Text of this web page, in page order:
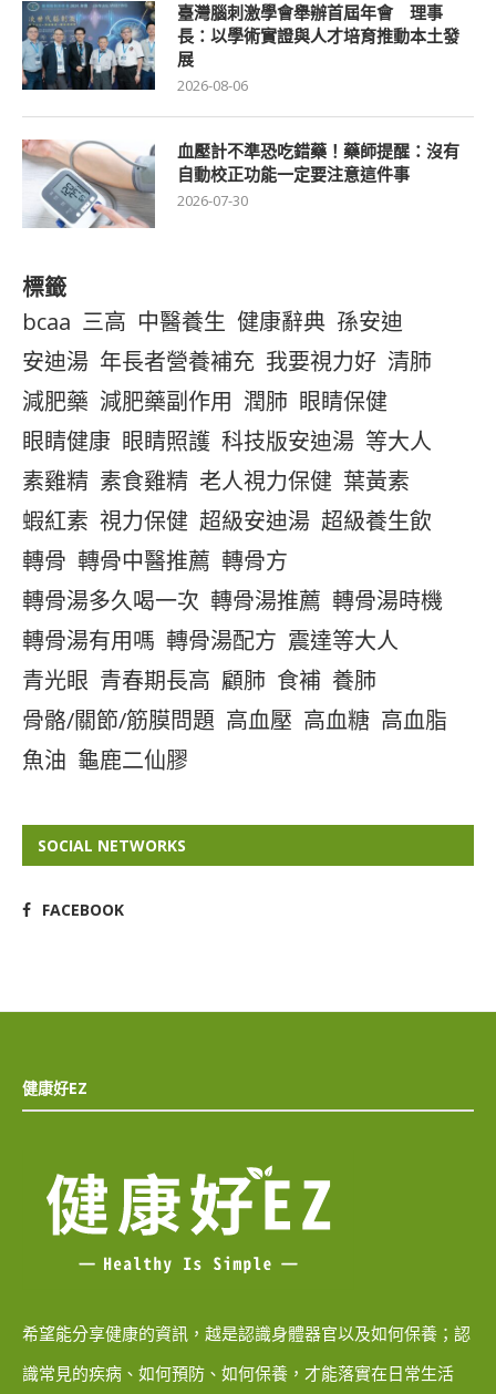
臺灣腦刺激學會舉辦首屆年會 理事
長：以學術實證與人才培育推動本土發
展
2026-08-06
血壓計不準恐吃錯藥！藥師提醒：沒有
自動校正功能一定要注意這件事
2026-07-30
標籤
bcaa 三高 中醫養生 健康辭典 孫安迪
安迪湯 年長者營養補充 我要視力好 清肺
減肥藥 減肥藥副作用 潤肺 眼睛保健
眼睛健康 眼睛照護 科技版安迪湯 等大人
素雞精 素食雞精 老人視力保健 葉黃素
蝦紅素 視力保健 超級安迪湯 超級養生飲
轉骨 轉骨中醫推薦 轉骨方
轉骨湯多久喝一次 轉骨湯推薦 轉骨湯時機
轉骨湯有用嗎 轉骨湯配方 震達等大人
青光眼 青春期長高 顧肺 食補 養肺
骨骼/關節/筋膜問題 高血壓 高血糖 高血脂
魚油 龜鹿二仙膠
SOCIAL NETWORKS
FACEBOOK
健康好EZ
希望能分享健康的資訊，越是認識身體器官以及如何保養；認
識常見的疾病、如何預防、如何保養，才能落實在日常生活